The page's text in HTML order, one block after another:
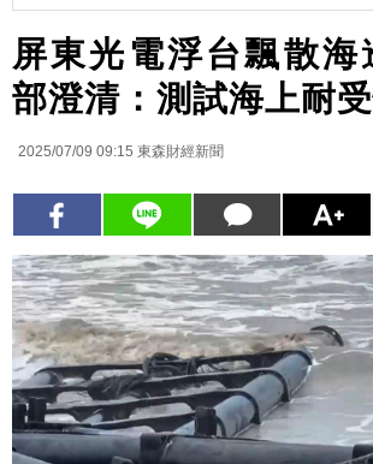
屏東光電浮台飄散海
部澄清：測試海上耐
2025/07/09 09:15 東森財經新聞